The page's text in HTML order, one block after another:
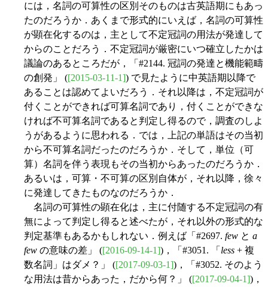
には，名詞の可算性の区別そのものは古英語期にもあっ
たのだろうか．あくまで形式的にいえば，名詞の可算性
が顕在化するのは，主として不定冠詞の用法が発達して
からのことだろう．不定冠詞が厳密にいつ確立したかは
議論のあるところだが，「#2144. 冠詞の発達と機能範疇
の創発」 ([2015-03-11-1]) で見たように中英語期以降で
あることは認めてよいだろう．それ以降は，不定冠詞が
付くことができれば可算名詞であり，付くことができな
ければ不可算名詞であると判定し得るので，調査のしよ
うがあるように思われる．では，上記の単語はその当初
から不可算名詞だったのだろうか．そして，単位（可
算）名詞を伴う表現もその当初からあったのだろうか．
あるいは，可算・不可算の区別自体が，それ以降，徐々
に発達してきたものなのだろうか．
名詞の可算性の顕在化は，主に付随する不定冠詞の有
無によって判定し得ると述べたが，それ以外の形式的な
判定基準もあるかもしれない．例えば「#2697. few と a
few の意味の差」 ([2016-09-14-1])，「#3051. 「 less + 複
数名詞」はダメ？」 ([2017-09-03-1])，「#3052. そのよう
な用法は昔からあった，だから何？」 ([2017-09-04-1])，